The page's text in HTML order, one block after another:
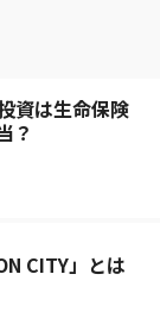
資は生命保険
？
CITY」とは